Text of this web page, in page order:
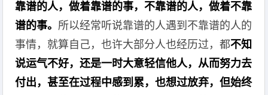
靠谱的人，做着靠谱的事，不靠谱的人，做着不靠
谱的事。 所以经常听说靠谱的人遇到不靠谱的人的
事情，就算自己，也许大部分人也经历过，都不知
说运气不好，还是一时大意轻信他人，从而努力去
付出，甚至在过程中感到累，也想过放弃，但始终